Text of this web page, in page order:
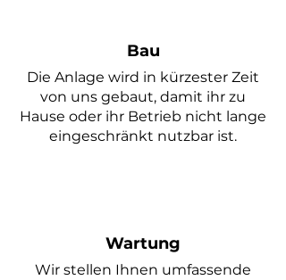
Bau
Die Anlage wird in kürzester Zeit
von uns gebaut, damit ihr zu
Hause oder ihr Betrieb nicht lange
eingeschränkt nutzbar ist.
Wartung
Wir stellen Ihnen umfassende